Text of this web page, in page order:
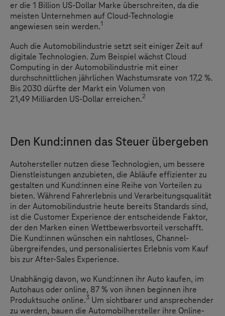
er die 1 Billion US-Dollar Marke überschreiten, da die
meisten Unternehmen auf Cloud-Technologie
angewiesen sein werden.1
Auch die Automobilindustrie setzt seit einiger Zeit auf
digitale Technologien. Zum Beispiel wächst Cloud
Computing in der Automobilindustrie mit einer
durchschnittlichen jährlichen Wachstumsrate von 17,2 %.
Bis 2030 dürfte der Markt ein Volumen von
21,49 Milliarden US-Dollar erreichen.2
Den Kund:innen das Steuer übergeben
Autohersteller nutzen diese Technologien, um bessere
Dienstleistungen anzubieten, die Abläufe effizienter zu
gestalten und Kund:innen eine Reihe von Vorteilen zu
bieten. Während Fahrerlebnis und Verarbeitungsqualität
in der Automobilindustrie heute bereits Standards sind,
ist die Customer Experience der entscheidende Faktor,
der den Marken einen Wettbewerbsvorteil verschafft.
Die Kund:innen wünschen ein nahtloses, Channel-
übergreifendes, und personalisiertes Erlebnis vom Kauf
bis zur After-Sales Experience.
Unabhängig davon, wo Kund:innen ihr Auto kaufen, im
Autohaus oder online, 87 % von ihnen beginnen ihre
Produktsuche online.3 Um sichtbarer und ansprechender
zu werden, bauen die Automobilhersteller ihre Online-